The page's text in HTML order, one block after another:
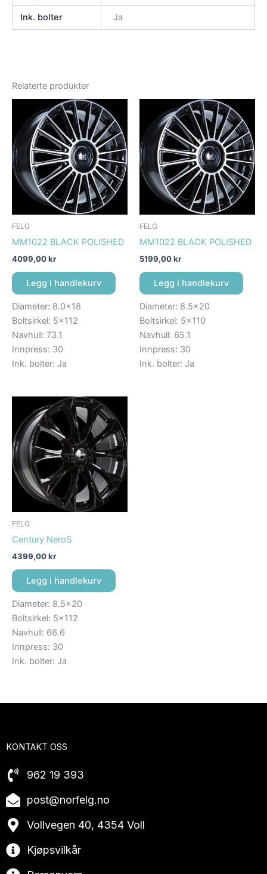
Ink. bolter Ja
Relaterte produkter
FELG
MM1022 BLACK POLISHED
4099,00kr
Legg i handlekurv
Diameter: 8.0×18
Boltsirkel: 5×112
Navhull: 73.1
Innpress: 30
Ink. bolter: Ja
FELG
MM1022 BLACK POLISHED
5199,00kr
Legg i handlekurv
Diameter: 8.5×20
Boltsirkel: 5×110
Navhull: 65.1
Innpress: 30
Ink. bolter: Ja
FELG
Century NeroS
4399,00kr
Legg i handlekurv
Diameter: 8.5×20
Boltsirkel: 5×112
Navhull: 66.6
Innpress: 30
Ink. bolter: Ja
KONTAKT OSS
962 19 393
post@norfelg.no
Vollvegen 40, 4354 Voll
Kjøpsvilkår